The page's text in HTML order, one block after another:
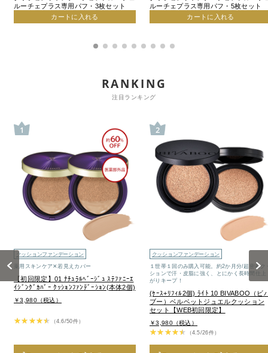
ルーチェプラス専用パフ・3枚セット
カートに入れる
ルーチェプラス専用パフ・5枚セット
カートに入れる
RANKING
注目ランキング
Previous
1
クッションファンデーション
薬用スキンケア✕若見えカバー
【初回限定】01 ﾅﾁｭﾗﾙﾍﾞｰｼﾞｭ ｽﾃﾌｧﾆｰｴ
ｲｼﾞﾝｸﾞｶﾊﾞｰ ｸｯｼｮﾝﾌｧﾝﾃﾞｰｼｮﾝ(本体2個)
￥3,980（税込）
（4.6/50件）
2
クッションファンデーション
１世帯１回のみ購入可能。約2か月分/超密着ク
ションで汗・皮脂に強く、とにかく長時間仕上
がりキープ！
(ｹｰｽ+ﾘﾌｨﾙ2個) ﾗｲﾄ 10 BIVABOO（ビ
ブー）ベルベットジュエルクッション
セット【WEB初回限定】
￥3,980（税込）
（4.5/26件）
Next